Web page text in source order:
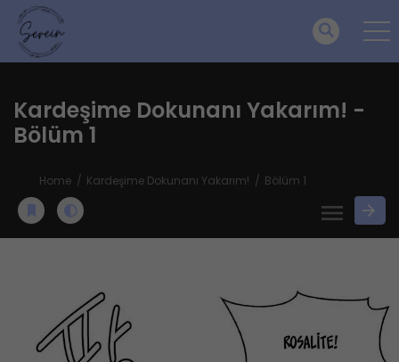
Kardeşime Dokunanı Yakarım! -
Bölüm 1
Home Kardeşime Dokunanı Yakarım! Bölüm 1